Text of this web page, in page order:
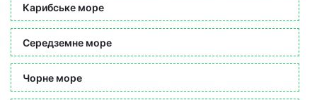
Карибське море
Середземне море
Чорне море